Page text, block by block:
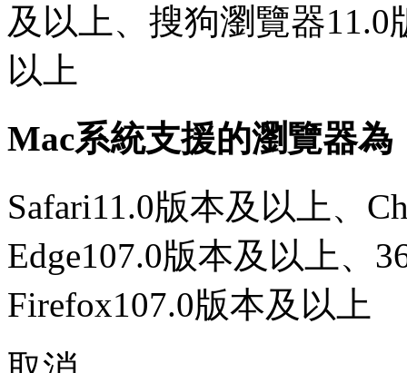
及以上、搜狗瀏覽器
以上
Mac系統支援的瀏覽器為
Safari11.0版本及以上、
Edge107.0版本及以上、
Firefox107.0版本及以上